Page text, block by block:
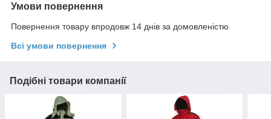
Умови повернення
Повернення товару впродовж 14 днів за домовленістю
Всі умови повернення
Подібні товари компанії